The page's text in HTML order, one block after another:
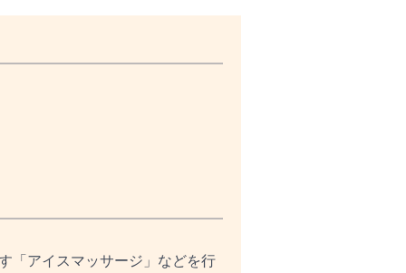
「アイスマッサージ」などを行